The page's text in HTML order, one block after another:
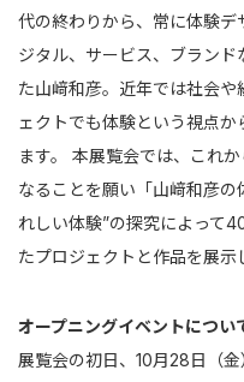
代の終わりから、常に体験
ジタル、サービス、ブラン
た山﨑和彦。近年では社会
ェクトでも体験という視点
ます。 本展覧会では、これ
なることを願い「山﨑和彦の
れしい体験”の探究によって
たプロジェクトと作品を展示
オープニングイベントについ
展覧会の初日、10月28日（